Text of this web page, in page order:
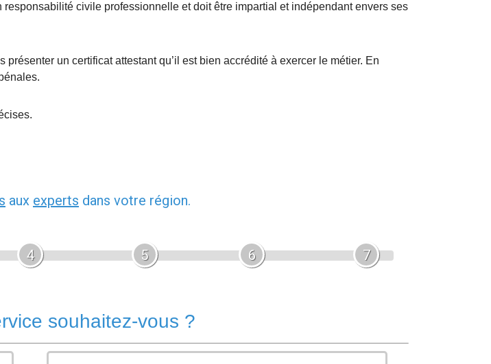
civile professionnelle et doit être impartial et indépendant envers ses
un certificat attestant qu’il est bien accrédité à exercer le métier. En
aux experts dans votre région.
4 5 6 7
souhaitez-vous ?